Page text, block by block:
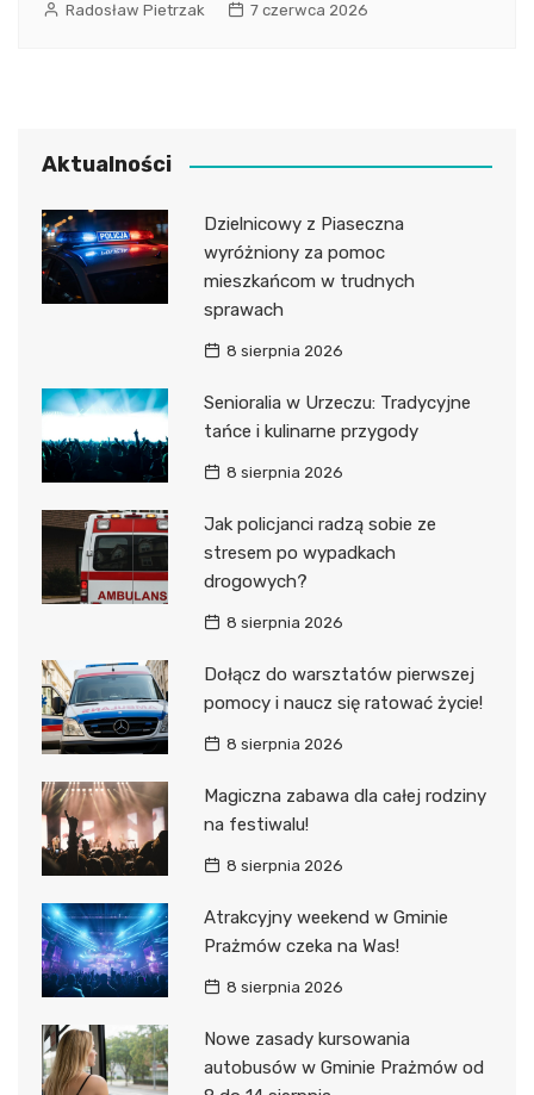
Radosław Pietrzak 7 czerwca 2026
Aktualności
Dzielnicowy z Piaseczna
wyróżniony za pomoc
mieszkańcom w trudnych
sprawach
8 sierpnia 2026
Senioralia w Urzeczu: Tradycyjne
tańce i kulinarne przygody
8 sierpnia 2026
Jak policjanci radzą sobie ze
stresem po wypadkach
drogowych?
8 sierpnia 2026
Dołącz do warsztatów pierwszej
pomocy i naucz się ratować życie!
8 sierpnia 2026
Magiczna zabawa dla całej rodziny
na festiwalu!
8 sierpnia 2026
Atrakcyjny weekend w Gminie
Prażmów czeka na Was!
8 sierpnia 2026
Nowe zasady kursowania
autobusów w Gminie Prażmów od